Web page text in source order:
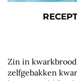
Zin in
zelfgebakken